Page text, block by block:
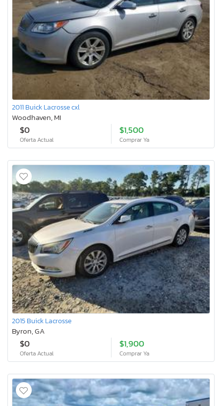
2011 Buick Lacrosse cxl
Woodhaven, MI
$0
Oferta Actual
$1,500
Comprar Ya
2015 Buick Lacrosse
Byron, GA
$0
Oferta Actual
$1,900
Comprar Ya